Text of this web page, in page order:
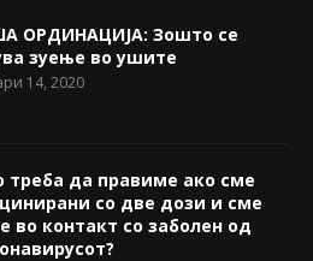
ОРДИНАЦИЈА: Зошто се
зуење во ушите
14, 2020
треба да правиме ако сме
со две дози и сме
во контакт со заболен од